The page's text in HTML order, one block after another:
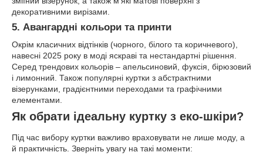
декоративними вирізами.
5. Авангардні кольори та принти
Окрім класичних відтінків (чорного, білого та коричневого),
навесні 2025 року в моді яскраві та нестандартні рішення.
Серед трендових кольорів – апельсиновий, фуксія, бірюзовий
і лимонний. Також популярні куртки з абстрактними
візерунками, градієнтними переходами та графічними
елементами.
Як обрати ідеальну куртку з еко-шкіри?
Під час вибору куртки важливо враховувати не лише моду, а
й практичність. Зверніть увагу на такі моменти: